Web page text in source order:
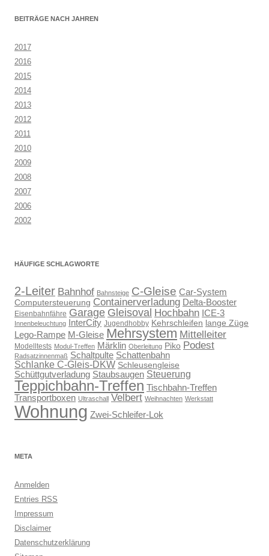
BEITRÄGE NACH JAHREN
2017
2016
2015
2014
2013
2012
2011
2010
2009
2008
2007
2006
2002
HÄUFIGE SCHLAGWORTE
2-Leiter Bahnhof Bahnsteige C-Gleise Car-System
Computersteuerung Containerverladung Delta-Booster
Eisenbahnfähre Garage Gleisoval Hochbahn ICE-3
Innenbeleuchtung InterCity Jugendhobby Kehrschleifen lange Züge
Lego-Rampe M-Gleise Mehrsystem Mittelleiter
Modelltests Modul-Treffen Märklin Oberleitung Piko Podest
Radsatzinnenmaß Schaltpulte Schattenbahn
Schlanke C-Gleis-DKW Schleusengleise
Schüttgutverladung Staubsaugen Steuerung
Teppichbahn-Treffen Tischbahn-Treffen
Transportboxen Ultraschall Velbert Weihnachten Werkstatt
Wohnung Zwei-Schleifer-Lok
META
Anmelden
Entries RSS
Impressum
Disclaimer
Datenschutzerklärung